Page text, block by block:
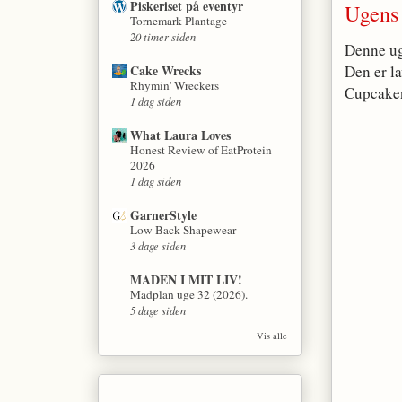
Denne
Den er
Piskeriset på eventyr
Tornemark Plantage
20 timer siden
Cake Wrecks
Rhymin' Wreckers
1 dag siden
What Laura Loves
Honest Review of EatProtein
2026
1 dag siden
GarnerStyle
Low Back Shapewear
3 dage siden
MADEN I MIT LIV!
Madplan uge 32 (2026).
5 dage siden
Vis alle